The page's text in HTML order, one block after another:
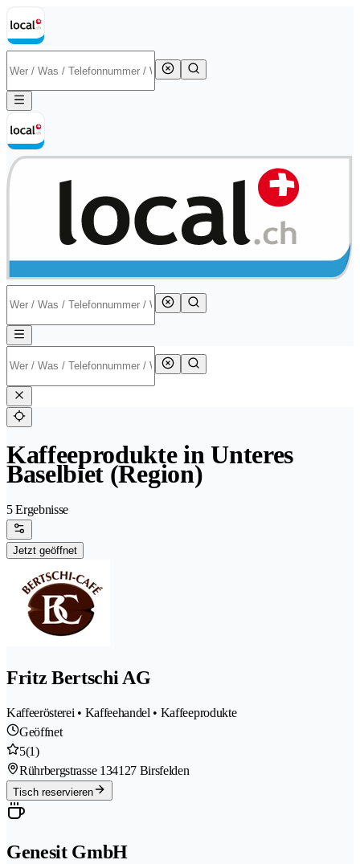
Kaffeeprodukte in Unteres
Baselbiet (Region)
5 Ergebnisse
Jetzt geöffnet
Fritz Bertschi AG
Kaffeerösterei • Kaffeehandel • Kaffeeprodukte
Geöffnet
5(1)
Rührbergstrasse 134127 Birsfelden
Tisch reservieren
Genesit GmbH